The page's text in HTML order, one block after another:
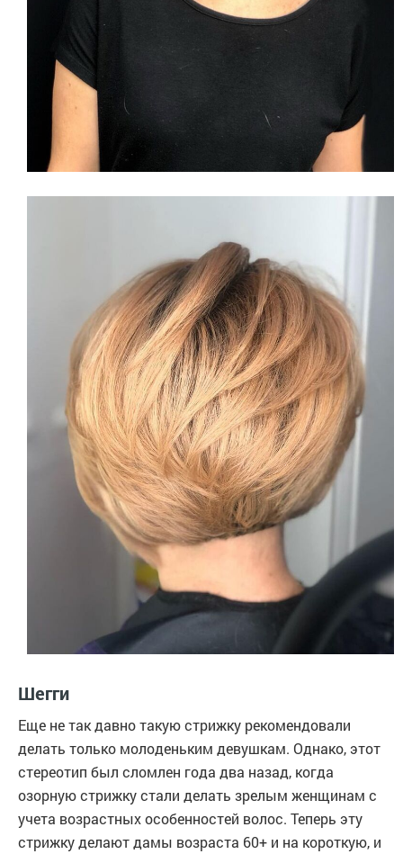
Шегги
Еще не так давно такую стрижку рекомендовали
делать только молоденьким девушкам. Однако, этот
стереотип был сломлен года два назад, когда
озорную стрижку стали делать зрелым женщинам с
учета возрастных особенностей волос. Теперь эту
стрижку делают дамы возраста 60+ и на короткую, и